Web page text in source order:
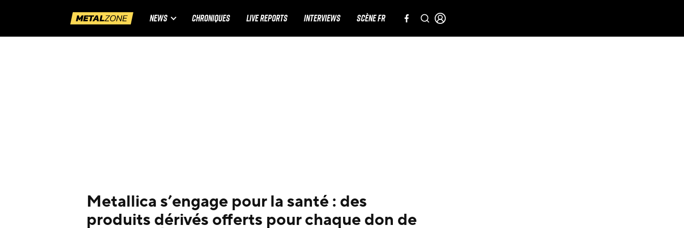
NEWS CHRONIQUES LIVE REPORTS INTERVIEWS SCÈNE FR
Metallica s’engage pour la santé : des
produits dérivés offerts pour chaque don de